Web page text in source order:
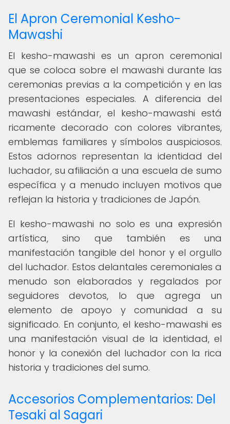
El Apron Ceremonial Kesho-
Mawashi
El kesho-mawashi es un apron ceremonial
que se coloca sobre el mawashi durante las
ceremonias previas a la competición y en las
presentaciones especiales. A diferencia del
mawashi estándar, el kesho-mawashi está
ricamente decorado con colores vibrantes,
emblemas familiares y símbolos auspiciosos.
Estos adornos representan la identidad del
luchador, su afiliación a una escuela de sumo
específica y a menudo incluyen motivos que
reflejan la historia y tradiciones de Japón.
El kesho-mawashi no solo es una expresión
artística, sino que también es una
manifestación tangible del honor y el orgullo
del luchador. Estos delantales ceremoniales a
menudo son elaborados y regalados por
seguidores devotos, lo que agrega un
elemento de apoyo y comunidad a su
significado. En conjunto, el kesho-mawashi es
una manifestación visual de la identidad, el
honor y la conexión del luchador con la rica
historia y tradiciones del sumo.
Accesorios Complementarios: Del
Tesaki al Sagari